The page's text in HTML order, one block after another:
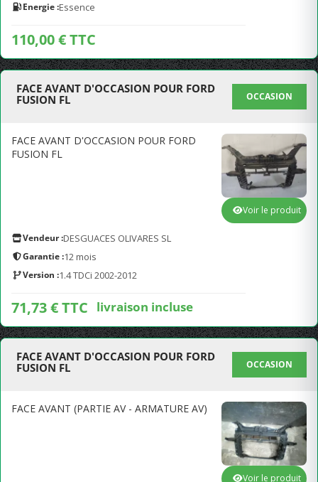
Energie :Essence
110,00 € TTC
FACE AVANT D'OCCASION POUR FORD
FUSION FL
OCCASION
FACE AVANT D'OCCASION POUR FORD
FUSION FL
Vendeur :DESGUACES OLIVARES SL
Garantie :12 mois
Version :1.4 TDCi 2002-2012
71,73 € TTC livraison incluse
Voir le produit
FACE AVANT D'OCCASION POUR FORD
FUSION FL
OCCASION
FACE AVANT (PARTIE AV - ARMATURE AV)
Voir le produit